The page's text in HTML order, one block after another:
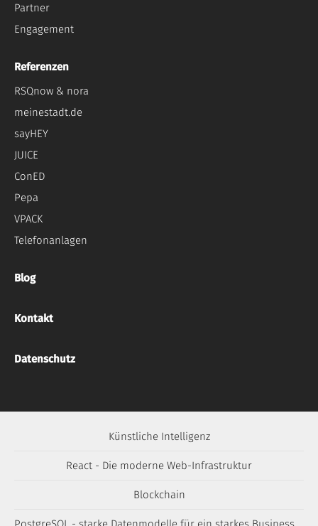
Partner
Engagement
Referenzen
RSQnow & nora
meinestadt.de
sayHEY
JUICE
ConED
Pepa
VPACK
Telefonanlagen
Blog
Kontakt
Datenschutz
Künstliche Intelligenz
React - Die moderne Web-Infrastruktur
Blockchain